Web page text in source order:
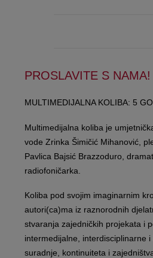
PROSLAVITE S NAMA!
MULTIMEDIJALNA KOLIBA: 5
Multimedijalna koliba je
vode Zrinka Šimičić Mihanović,
Pavlica Bajsić Brazzoduro,
radiofoničarka.
Koliba pod svojim imaginarnim
autori(ca)ma iz raznorodnih
stvaranja zajedničkih projekata i
intermedijalne, interdisciplinarne
suradnje, kontinuiteta i